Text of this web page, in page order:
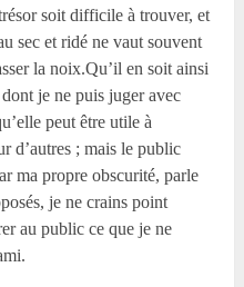
soit difficile à trouver, et
sec et ridé ne vaut souvent
la noix.Qu’il en soit ainsi
je ne puis juger avec
peut être utile à
d’autres ; mais le public
ma propre obscurité, parle
je ne crains point
au public ce que je ne